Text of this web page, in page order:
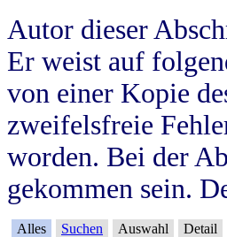
Autor dieser
Er weist auf
von einer Kopie
zweifelsfreie
worden. Bei der
gekommen sein.
Alles Suchen Auswahl Detail